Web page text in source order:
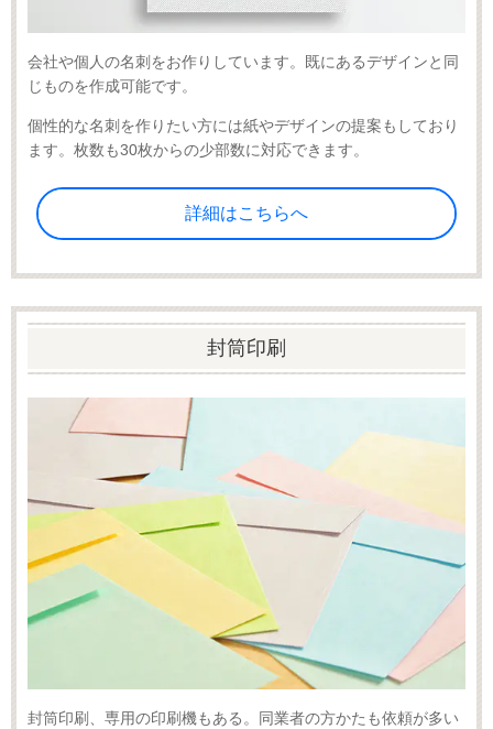
会社や個人の名刺をお作りしています。既にあるデザインと同
じものを作成可能です。
個性的な名刺を作りたい方には紙やデザインの提案もしており
ます。枚数も30枚からの少部数に対応できます。
詳細はこちらへ
封筒印刷
封筒印刷、専用の印刷機もある。同業者の方かたも依頼が多い